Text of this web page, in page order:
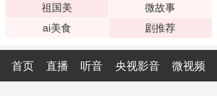
祖国美
微故事
ai美食
剧推荐
首页 直播 听音 央视影音 微视频